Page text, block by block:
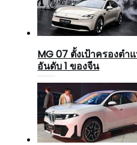
MG 07 ตั้งเป้าครองตำ
อันดับ 1 ของจีน